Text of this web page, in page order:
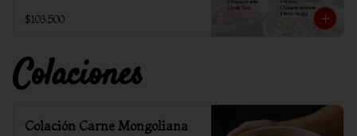
$103.500
Colaciones
Colación Carne Mongoliana